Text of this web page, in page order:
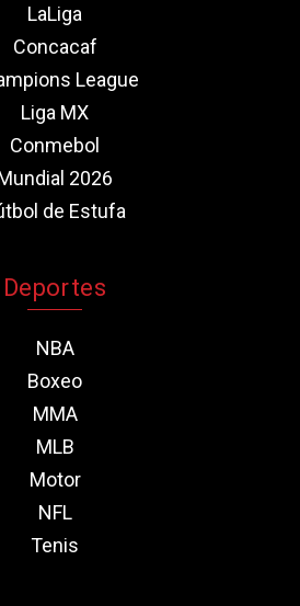
LaLiga
Concacaf
League
Liga MX
Conmebol
2026
de Estufa
Deportes
NBA
Boxeo
MMA
MLB
Motor
NFL
Tenis